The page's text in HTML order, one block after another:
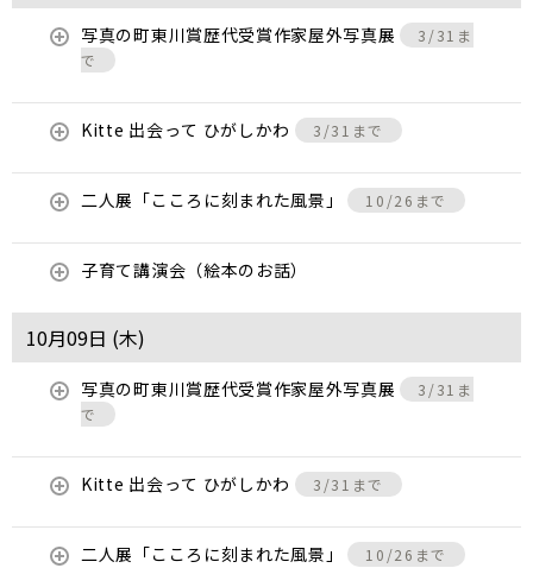
写真の町東川賞歴代受賞作家屋外写真展
3/31ま
で
Kitte 出会って ひがしかわ 3/31まで
二人展「こころに刻まれた風景」 10/26まで
子育て講演会（絵本のお話）
10月09日 (木)
写真の町東川賞歴代受賞作家屋外写真展
3/31ま
で
Kitte 出会って ひがしかわ 3/31まで
二人展「こころに刻まれた風景」 10/26まで